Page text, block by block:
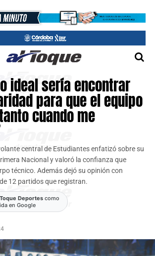
ideal sería encontrar
para que el equipo
cuando me
central de Estudiantes enfatizó sobre su
Nacional y valoró la confianza que
técnico. Además dejó su opinión con
12 partidos que registran.
Deportescomo
en Google